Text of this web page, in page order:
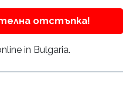
отстъпка!
in Bulgaria.